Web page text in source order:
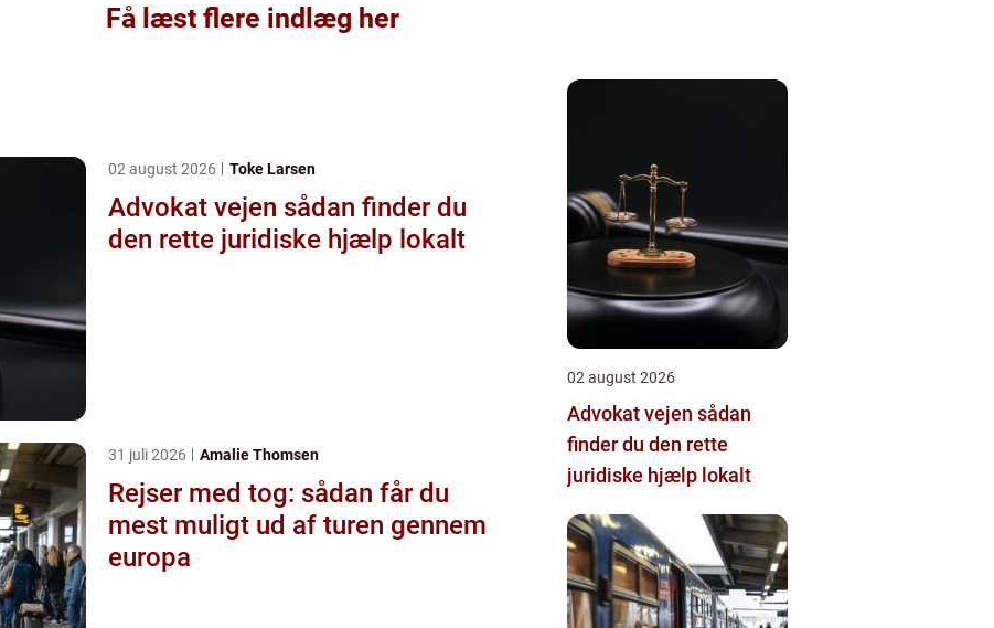
Få læst flere indlæg her
02 august 2026 Toke Larsen
Advokat vejen sådan finder du
den rette juridiske hjælp lokalt
31 juli 2026 Amalie Thomsen
Rejser med tog: sådan får du
mest muligt ud af turen gennem
europa
02 august 2026
Advokat vejen sådan
finder du den rette
juridiske hjælp lokalt